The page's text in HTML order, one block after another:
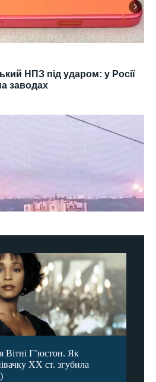
НПЗ під ударом: у Росії
заводах
Вітні Гʼюстон. Як
ХХ ст. згубила